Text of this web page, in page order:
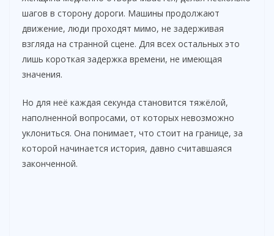
шагов в сторону дороги. Машины продолжают
движение, люди проходят мимо, не задерживая
взгляда на странной сцене. Для всех остальных это
лишь короткая задержка времени, не имеющая
значения.
Но для неё каждая секунда становится тяжёлой,
наполненной вопросами, от которых невозможно
уклониться. Она понимает, что стоит на границе, за
которой начинается история, давно считавшаяся
законченной.